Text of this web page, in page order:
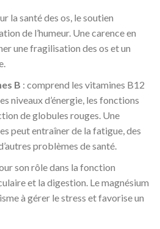
la santé des os, le soutien
de l’humeur. Une carence en
une fragilisation des os et un
B : comprend les vitamines B12
niveaux d’énergie, les fonctions
de globules rouges. Une
peut entraîner de la fatigue, des
problèmes de santé.
son rôle dans la fonction
et la digestion. Le magnésium
à gérer le stress et favorise un